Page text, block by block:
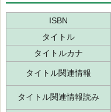
ISBN
タイトル
タイトルカナ
タイトル関連情報
タイトル関連情報読み